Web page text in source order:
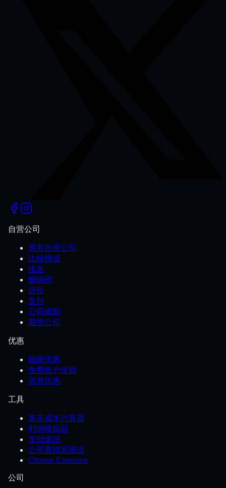
自营公司
所有自营公司
比较挑战
排名
畅销榜
评价
支付
公司规则
期货公司
优惠
独家优惠
免费账户促销
所有优惠
工具
真实成本计算器
利润模拟器
支付途径
公司查找器测试
Chrome Extension
公司